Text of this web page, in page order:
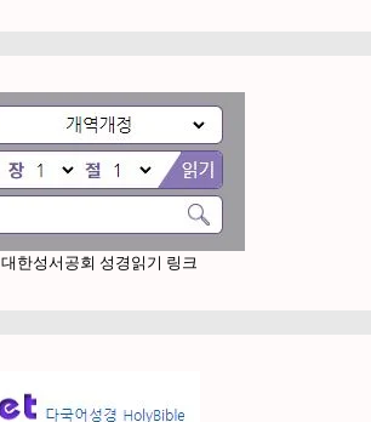
대한성서공회 성경읽기 링크